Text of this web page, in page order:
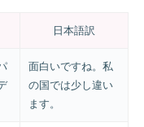
日本語訳
面白いですね。私
の国では少し違い
ます。